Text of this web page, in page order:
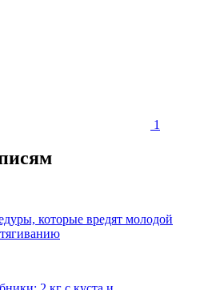
1
которые вредят молодой